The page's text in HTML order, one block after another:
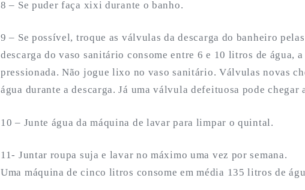
8 – Se puder faça xixi durante o banho.
9 – Se possível, troque as válvulas da descarga do banheiro
descarga do vaso sanitário consome entre 6 e 10 litros de água, a
pressionada. Não jogue lixo no vaso sanitário. Válvulas novas
água durante a descarga. Já uma válvula defeituosa pode chegar
10 – Junte água da máquina de lavar para limpar o quintal.
11- Juntar roupa suja e lavar no máximo uma vez por semana.
Uma máquina de cinco litros consome em média 135 litros de